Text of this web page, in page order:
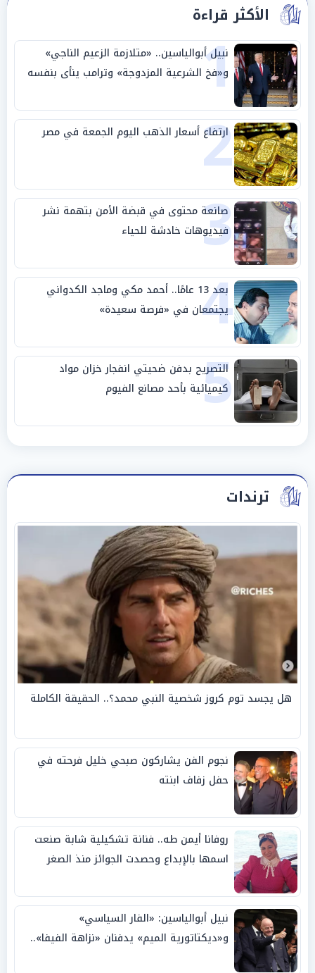
الأكثر قراءة
1
نبيل أبوالياسين.. «متلازمة الزعيم الناجي»
و«فخ الشرعية المزدوجة» وترامب ينأى بنفسه
وحليفه في «ميتم استراتيجي»
2
ارتفاع أسعار الذهب اليوم الجمعة في مصر
3
صانعة محتوى في قبضة الأمن بتهمة نشر
فيديوهات خادشة للحياء
4 بعد 13 عامًا.. أحمد مكي وماجد الكدواني
يجتمعان في «فرصة سعيدة»
5
التصريح بدفن ضحيتي انفجار خزان مواد
كيميائية بأحد مصانع الفيوم
ترندات
هل يجسد توم كروز شخصية النبي محمد؟.. الحقيقة الكاملة
نجوم الفن يشاركون صبحي خليل فرحته في
حفل زفاف ابنته
روفانا أيمن طه.. فنانة تشكيلية شابة صنعت
اسمها بالإبداع وحصدت الجوائز منذ الصغر
نبيل أبوالياسين: «الفار السياسي»
و«ديكتاتورية الميم» يدفنان «نزاهة الفيفا»..